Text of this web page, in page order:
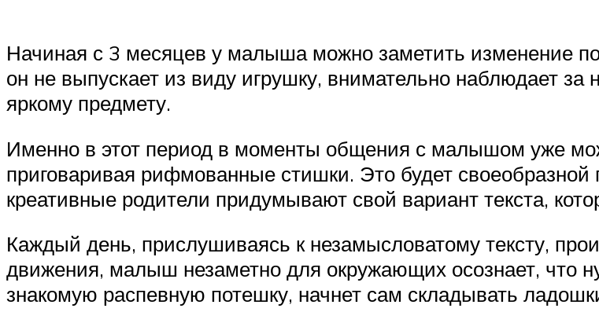
Начиная с 3 месяцев у малыша можно заметить изменение
он не выпускает из виду игрушку, внимательно наблюдает за
яркому предмету.
Именно в этот период в моменты общения с малышом уже
приговаривая рифмованные стишки. Это будет своеобразной
креативные родители придумывают свой вариант текста,
Каждый день, прислушиваясь к незамысловатому тексту,
движения, малыш незаметно для окружающих осознает, что
знакомую распевную потешку, начнет сам складывать